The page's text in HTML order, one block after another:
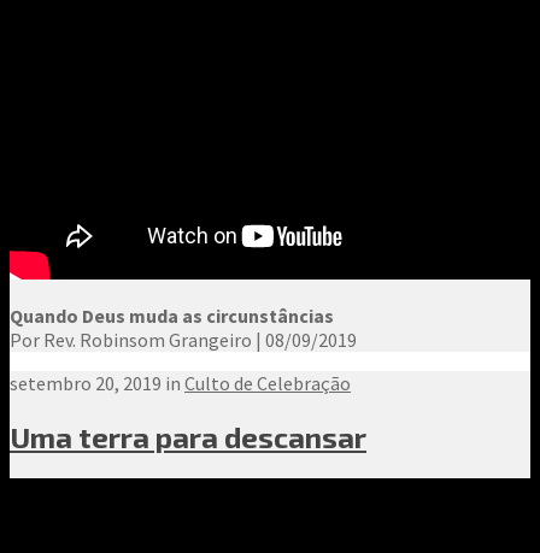
Quando Deus muda as circunstâncias
Por Rev. Robinsom Grangeiro | 08/09/2019
setembro 20, 2019 in Culto de Celebração
Uma terra para descansar